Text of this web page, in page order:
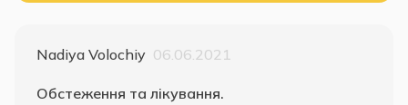
Nadiya Volochiy 06.06.2021
Обстеження та лікування.